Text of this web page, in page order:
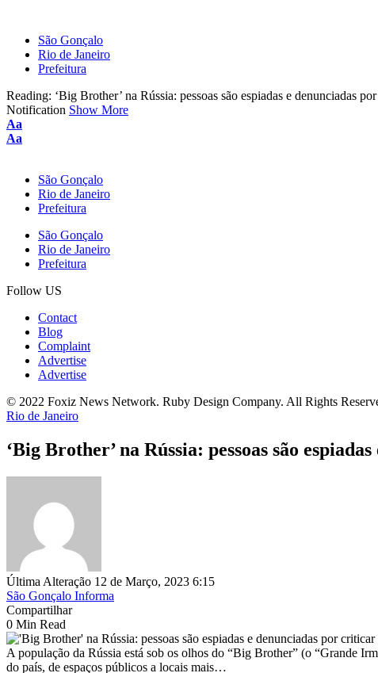
São Gonçalo
Rio de Janeiro
Prefeitura
Reading: ‘Big Brother’ na Rússia: pessoas são espiadas e denunciadas
Notification Show More
Aa
Aa
São Gonçalo
Rio de Janeiro
Prefeitura
São Gonçalo
Rio de Janeiro
Prefeitura
Follow US
Contact
Blog
Complaint
Advertise
Advertise
© 2022 Foxiz News Network. Ruby Design Company. All Rights
Rio de Janeiro
‘Big Brother’ na Rússia: pessoas são
Última Alteração 12 de Março, 2023 6:15
São Gonçalo Informa
Compartilhar
0 Min Read
A população da Rússia está sob os olhos do “Big Brother” (o “Grande
do país, de espaços públicos a locais mais…